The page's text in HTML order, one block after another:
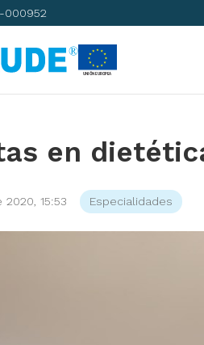
000952
en
15:53 Especialidades